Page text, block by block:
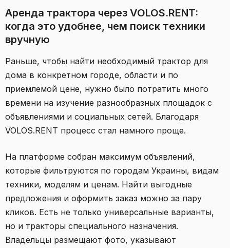
Аренда трактора через VOLOS.RENT:
когда это удобнее, чем поиск техники
вручную
Раньше, чтобы найти необходимый трактор для
дома в конкретном городе, области и по
приемлемой цене, нужно было потратить много
времени на изучение разнообразных площадок с
объявлениями и социальных сетей. Благодаря
VOLOS.RENT процесс стал намного проще.
На платформе собран максимум объявлений,
которые фильтруются по городам Украины, видам
техники, моделям и ценам. Найти выгодные
предложения и оформить заказ можно за пару
кликов. Есть не только универсальные варианты,
но и тракторы специального назначения.
Владельцы размещают фото, указывают